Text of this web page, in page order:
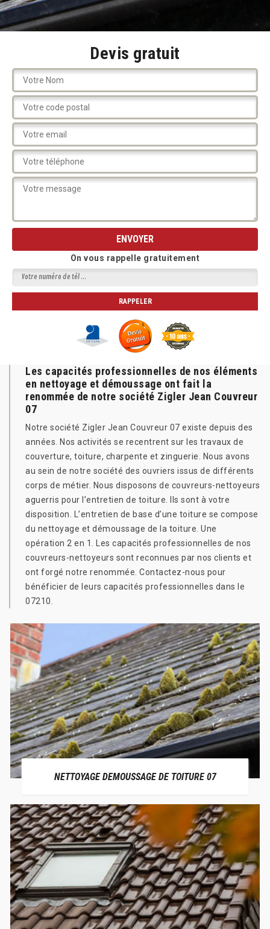
Devis gratuit
On vous rappelle gratuitement
Les capacités professionnelles de nos éléments
en nettoyage et démoussage ont fait la
renommée de notre société Zigler Jean Couvreur
07
Notre société Zigler Jean Couvreur 07 existe depuis des
années. Nos activités se recentrent sur les travaux de
couverture, toiture, charpente et zinguerie. Nous avons
au sein de notre société des ouvriers issus de différents
corps de métier. Nous disposons de couvreurs-nettoyeurs
aguerris pour l’entretien de toiture. Ils sont à votre
disposition. L’entretien de base d’une toiture se compose
du nettoyage et démoussage de la toiture. Une
opération 2 en 1. Les capacités professionnelles de nos
couvreurs-nettoyeurs sont reconnues par nos clients et
ont forgé notre renommée. Contactez-nous pour
bénéficier de leurs capacités professionnelles dans le
07210.
NETTOYAGE DEMOUSSAGE DE TOITURE 07